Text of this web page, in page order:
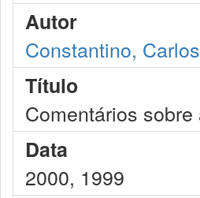
Autor
Constantino,
Título
Comentários
Data
2000, 1999